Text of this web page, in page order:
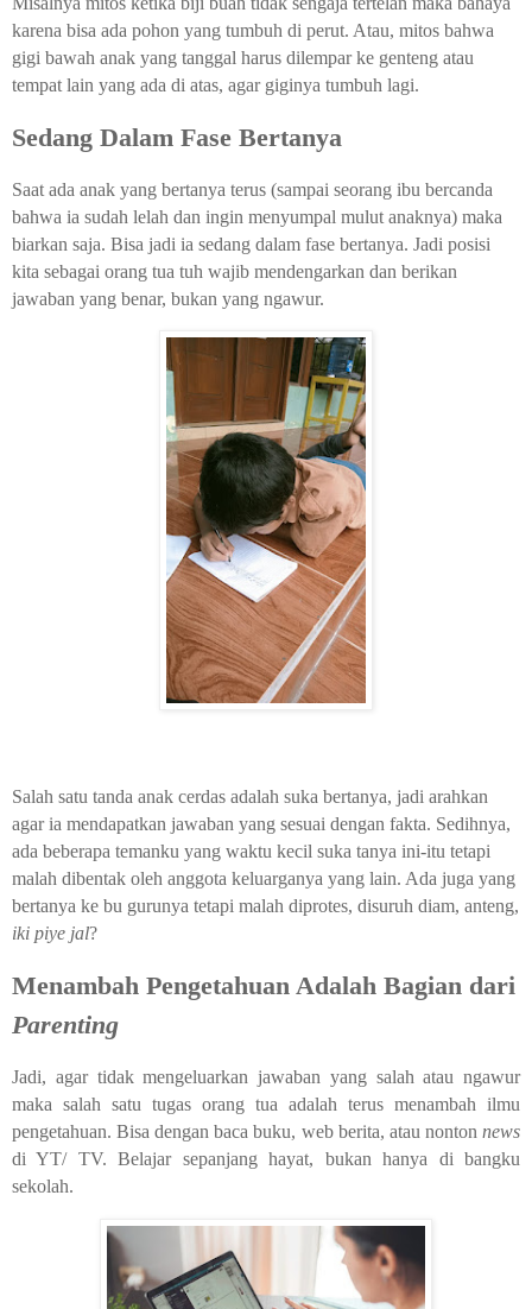
karena bisa ada pohon yang tumbuh di perut. Atau, mitos bahwa
gigi bawah anak yang tanggal harus dilempar ke genteng atau
tempat lain yang ada di atas, agar giginya tumbuh lagi.
Sedang Dalam Fase Bertanya
Saat ada anak yang bertanya terus (sampai seorang ibu bercanda
bahwa ia sudah lelah dan ingin menyumpal mulut anaknya) maka
biarkan saja. Bisa jadi ia sedang dalam fase bertanya. Jadi posisi
kita sebagai orang tua tuh wajib mendengarkan dan berikan
jawaban yang benar, bukan yang ngawur.
Salah satu tanda anak cerdas adalah suka bertanya, jadi arahkan
agar ia mendapatkan jawaban yang sesuai dengan fakta. Sedihnya,
ada beberapa temanku yang waktu kecil suka tanya ini-itu tetapi
malah dibentak oleh anggota keluarganya yang lain. Ada juga yang
bertanya ke bu gurunya tetapi malah diprotes, disuruh diam, anteng,
iki piye jal?
Menambah Pengetahuan Adalah Bagian dari
Parenting
Jadi, agar tidak mengeluarkan jawaban yang salah atau ngawur
maka salah satu tugas orang tua adalah terus menambah ilmu
pengetahuan. Bisa dengan baca buku, web berita, atau nonton news
di YT/ TV. Belajar sepanjang hayat, bukan hanya di bangku
sekolah.